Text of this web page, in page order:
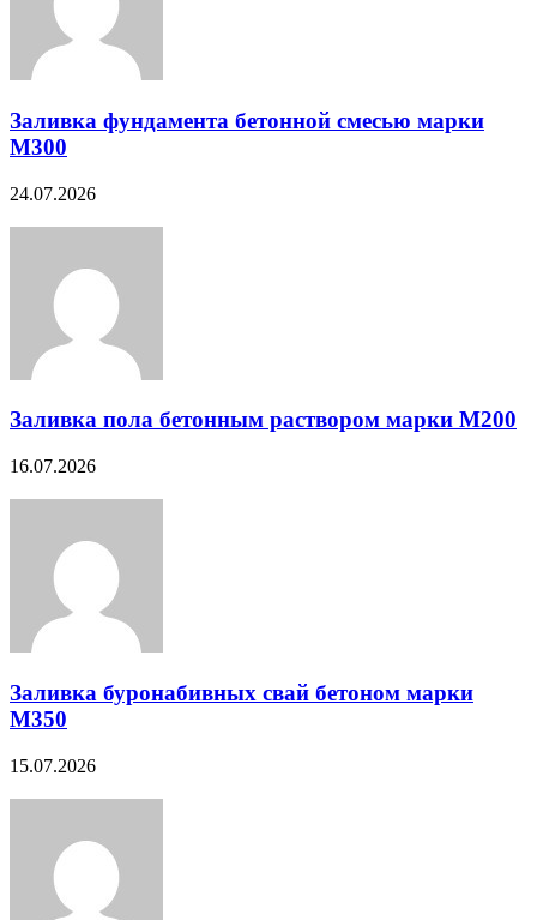
Заливка фундамента бетонной смесью марки
М300
24.07.2026
Заливка пола бетонным раствором марки М200
16.07.2026
Заливка буронабивных свай бетоном марки
М350
15.07.2026